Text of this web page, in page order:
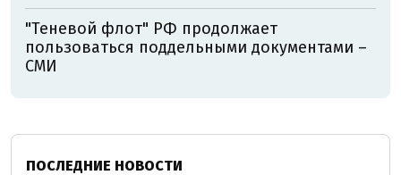
"Теневой флот" РФ продолжает
пользоваться поддельными документами –
СМИ
ПОСЛЕДНИЕ НОВОСТИ